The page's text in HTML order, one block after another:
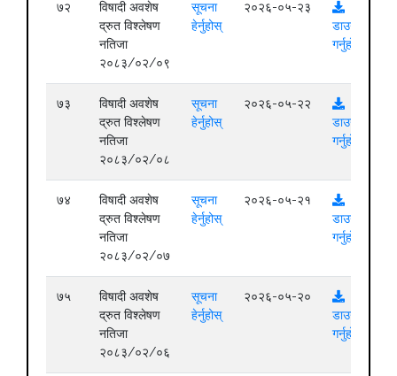
७२
विषादी अवशेष
द्रुत विश्लेषण
नतिजा
२०८३/०२/०९
सूचना
हेर्नुहोस्
२०२६-०५-२३
डाउनलोड
गर्नुहोस्
७३
विषादी अवशेष
द्रुत विश्लेषण
नतिजा
२०८३/०२/०८
सूचना
हेर्नुहोस्
२०२६-०५-२२
डाउनलोड
गर्नुहोस्
७४
विषादी अवशेष
द्रुत विश्लेषण
नतिजा
२०८३/०२/०७
सूचना
हेर्नुहोस्
२०२६-०५-२१
डाउनलोड
गर्नुहोस्
७५
विषादी अवशेष
द्रुत विश्लेषण
नतिजा
२०८३/०२/०६
सूचना
हेर्नुहोस्
२०२६-०५-२०
डाउनलोड
गर्नुहोस्